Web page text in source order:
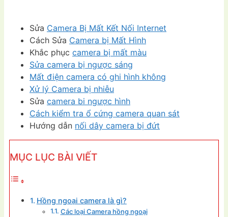
Sửa Camera Bị Mất Kết Nối Internet
Cách Sửa Camera bị Mất Hình
Khắc phục camera bị mất màu
Sửa camera bị ngược sáng
Mất điện camera có ghi hình không
Xử lý Camera bị nhiễu
Sửa camera bi ngược hình
Cách kiểm tra ổ cứng camera quan sát
Hướng dẫn nối dây camera bị đứt
MỤC LỤC BÀI VIẾT
Hồng ngoại camera là gì?
Các loại Camera hồng ngoại